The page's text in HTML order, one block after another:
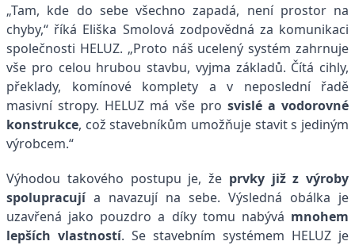
„Tam, kde do sebe všechno zapadá, není prostor na
chyby,“ říká Eliška Smolová zodpovědná za komunikaci
společnosti HELUZ. „Proto náš ucelený systém zahrnuje
vše pro celou hrubou stavbu, vyjma základů. Čítá cihly,
překlady, komínové komplety a v neposlední řadě
masivní stropy. HELUZ má vše pro svislé a vodorovné
konstrukce, což stavebníkům umožňuje stavit s jediným
výrobcem.“
Výhodou takového postupu je, že prvky již z výroby
spolupracujía navazují na sebe. Výsledná obálka je
uzavřená jako pouzdro a díky tomu nabývá mnohem
lepších vlastností. Se stavebním systémem HELUZ je